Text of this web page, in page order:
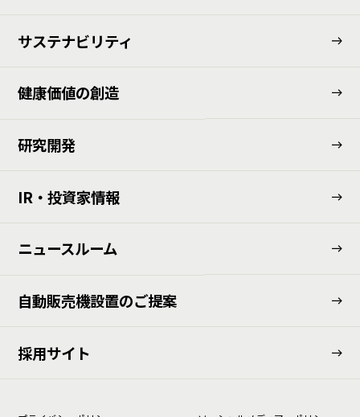
サステナビリティ
健康価値の創造
研究開発
IR・投資家情報
ニュースルーム
⾃動販売機設置のご提案
採用サイト